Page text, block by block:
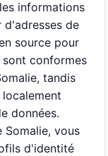
informations
d'adresses de
source pour
sont conformes
tandis
données.
Somalie, vous
d'identité